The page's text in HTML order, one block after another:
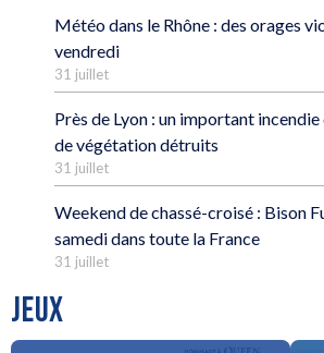
Météo dans le Rhône : des orages
vendredi
31 juillet
Près de Lyon : un important
de végétation détruits
31 juillet
Weekend de chassé-croisé : Bison
samedi dans toute la France
31 juillet
JEUX